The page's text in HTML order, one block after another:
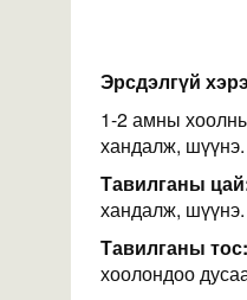
Эрсдэлгүй
1-2 амны
хандалж,
Тавилганы
хандалж,
Тавилганы тос:
хоолондоо